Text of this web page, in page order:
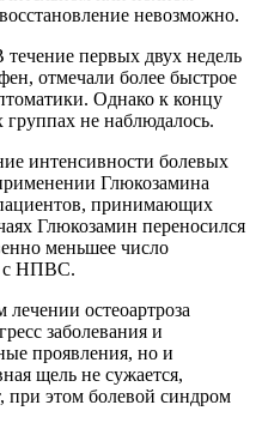
невозможно.
первых двух недель
отмечали более быстрое
Однако к концу
не наблюдалось.
интенсивности болевых
Глюкозамина
принимающих
Глюкозамин переносился
меньшее число
с НПВС.
остеоартроза
заболевания и
проявления, но и
щель не сужается,
при этом болевой синдром